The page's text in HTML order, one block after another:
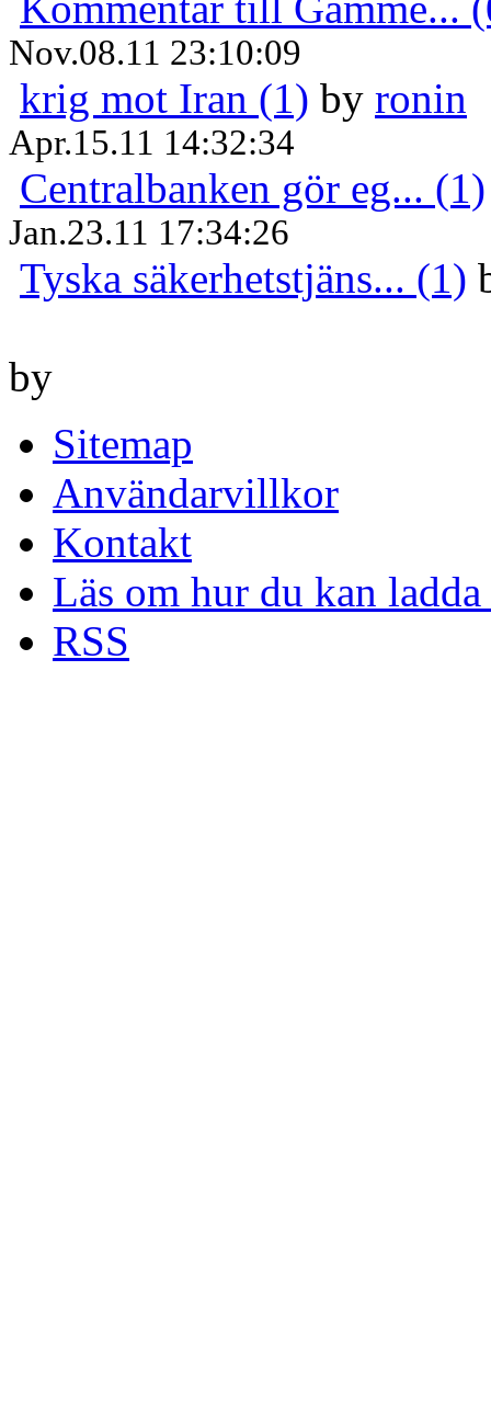
Nov.08.11 23:10:09
krig mot Iran (1) by ronin
Apr.15.11 14:32:34
Centralbanken gör eg... (1)
Jan.23.11 17:34:26
Tyska säkerhetstjäns... (1)
by
Sitemap
Användarvillkor
Kontakt
Läs om hur du kan
RSS